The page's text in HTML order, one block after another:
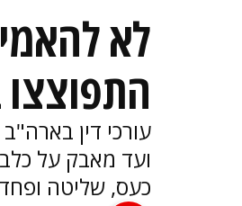
התפוצצו
ועד מאבק על
כעס, שליטה